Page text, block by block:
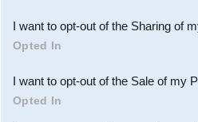
Downstream Participants
third parties.
I want to opt-out of the Sharing of
Opted In
I want to opt-out of the Sale of my
Opted In